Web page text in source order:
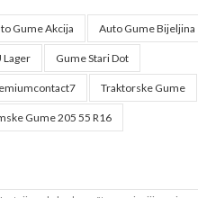
Gume Akcija Auto Gume Bijeljina
Lager Gume Stari Dot
Traktorske Gume
Gume 205 55 R16